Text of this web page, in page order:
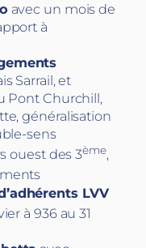
avec un mois de
à
Sarrail, et
Pont Churchill,
généralisation
sens
ouest des 3ème,
LVV
à 936 au 31